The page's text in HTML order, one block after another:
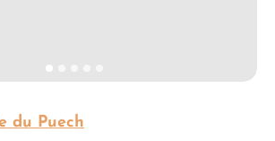
du Puech